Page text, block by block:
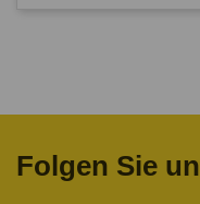
Folgen Sie